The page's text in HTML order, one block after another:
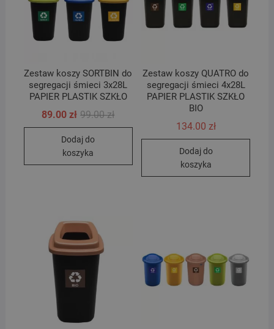
Zestaw koszy SORTBIN do
segregacji śmieci 3x28L
PAPIER PLASTIK SZKŁO
99.00złPierwotna
99.00 zł.
89.00zł
Aktualna
89.00 zł.
Dodaj do
koszyka
Zestaw koszy QUATRO do
segregacji śmieci 4x28L
PAPIER PLASTIK SZKŁO
BIO
134.00 zł
Dodaj do
koszyka